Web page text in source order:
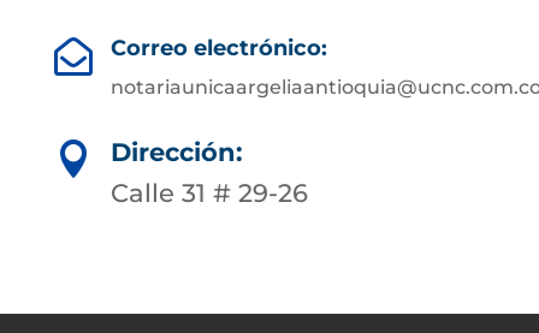
 Correo electrónico:

Dirección:
Calle 31 # 29-26